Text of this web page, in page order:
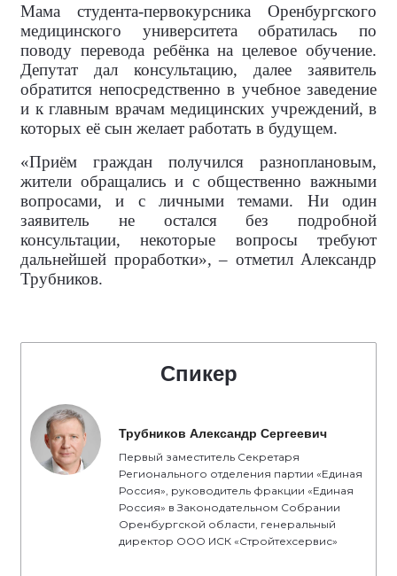
Мама студента-первокурсника Оренбургского
медицинского университета обратилась по
поводу перевода ребёнка на целевое обучение.
Депутат дал консультацию, далее заявитель
обратится непосредственно в учебное заведение
и к главным врачам медицинских учреждений, в
которых её сын желает работать в будущем.
«Приём граждан получился разноплановым,
жители обращались и с общественно важными
вопросами, и с личными темами. Ни один
заявитель не остался без подробной
консультации, некоторые вопросы требуют
дальнейшей проработки», – отметил Александр
Трубников.
Спикер
Трубников Александр Сергеевич
Первый заместитель Секретаря
Регионального отделения партии «Единая
Россия», руководитель фракции «Единая
Россия» в Законодательном Собрании
Оренбургской области, генеральный
директор ООО ИСК «Стройтехсервис»